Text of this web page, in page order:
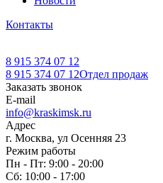
Контакты
8 915 374 07 12
8 915 374 07 12Отдел продаж
Заказать звонок
E-mail
info@kraskimsk.ru
Адрес
г. Москва, ул Осенняя 23
Режим работы
Пн - Пт: 9:00 - 20:00
Сб: 10:00 - 17:00